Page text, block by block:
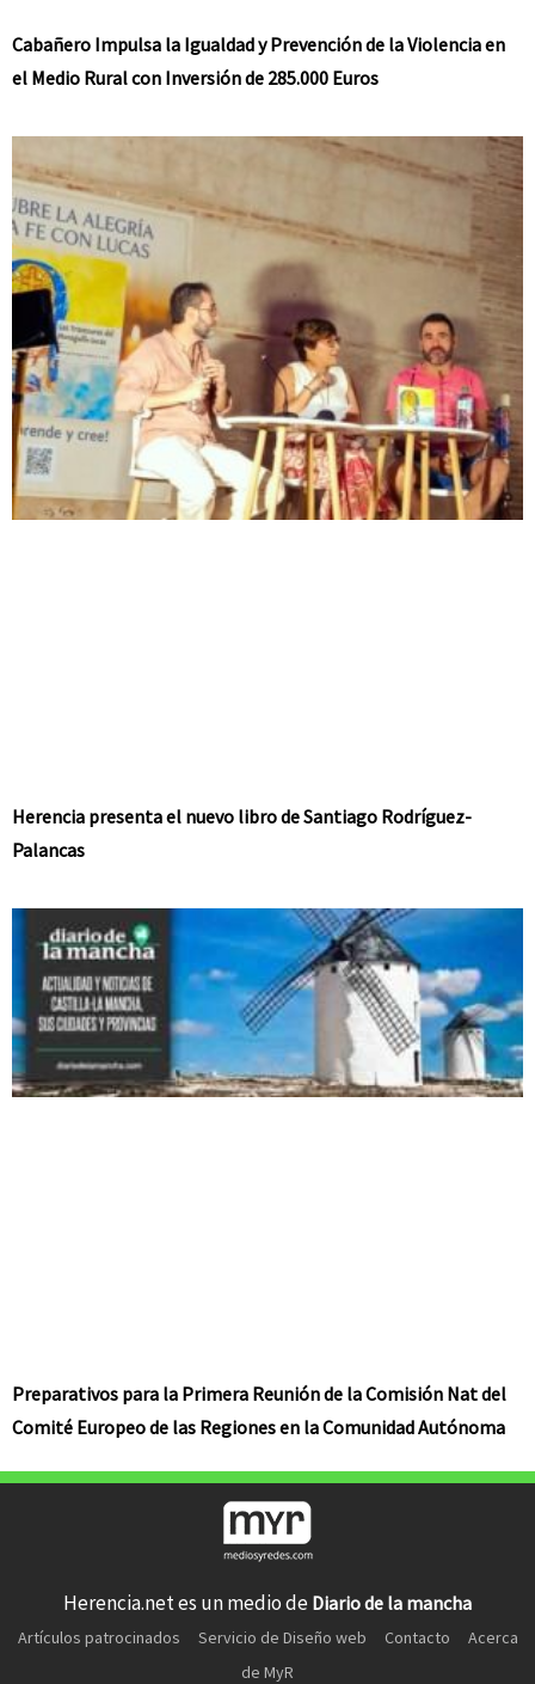
Cabañero Impulsa la Igualdad y Prevención de la Violencia en
el Medio Rural con Inversión de 285.000 Euros
Herencia presenta el nuevo libro de Santiago Rodríguez-
Palancas
Preparativos para la Primera Reunión de la Comisión Nat del
Comité Europeo de las Regiones en la Comunidad Autónoma
Herencia.net es un medio de Diario de la mancha
Artículos patrocinados Servicio de Diseño web Contacto
Acerca
de MyR